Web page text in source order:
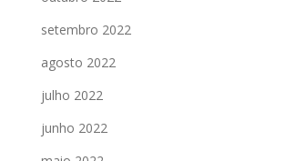
setembro 2022
agosto 2022
julho 2022
junho 2022